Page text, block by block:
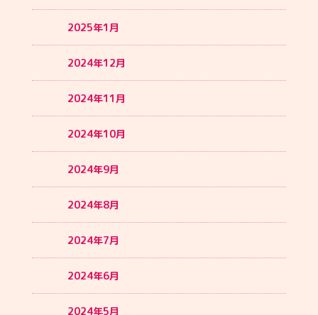
2025年1月
2024年12月
2024年11月
2024年10月
2024年9月
2024年8月
2024年7月
2024年6月
2024年5月